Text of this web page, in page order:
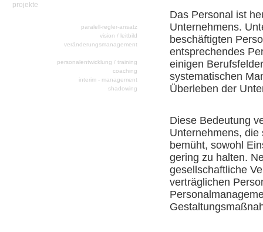
projekte
paralell-regler-ansatz
vision / leitbild
veränderungsmanagement
personalentwicklung / training
coaching
interim - management
shadowing
Das Personal ist
Unternehmens.
beschäftigten
entsprechendes
einigen
systematischen
Überleben der
Diese Bedeutung
Unternehmens,
bemüht, sowohl
gering zu halten.
gesellschaftliche
verträglichen